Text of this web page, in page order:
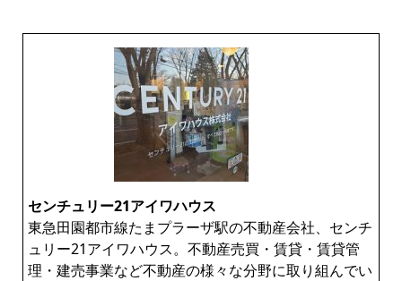
センチュリー21アイワハウス
東急田園都市線たまプラーザ駅の不動産会社、センチ
ュリー21アイワハウス。不動産売買・賃貸・賃貸管
理・建売事業など不動産の様々な分野に取り組んでい